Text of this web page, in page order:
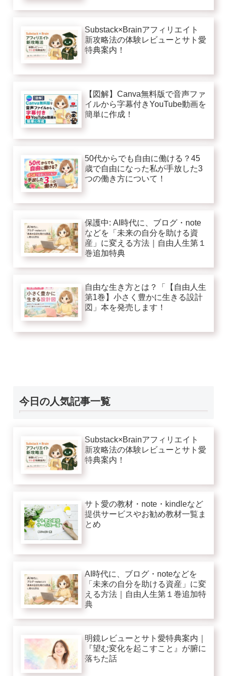
Substack×Brainアフィリエイト
新攻略法の体験レビューとサト愛
特典案内！
【図解】Canva無料版で音声ファ
イルから字幕付きYouTube動画を
簡単に作成！
50代からでも自由に働ける？45
歳で自由になった私が手放した3
つの働き方について！
保護中: AI時代に、ブログ・note
などを「未来の自分を助ける資
産」に変える方法｜自由人生第１
巻追加特典
自由な生き方とは？「【自由人生
第1巻】小さく豊かに生きる設計
図」本を発売します！
今日の人気記事一覧
Substack×Brainアフィリエイト
新攻略法の体験レビューとサト愛
特典案内！
サト愛の教材・note・kindleなど
提供サービスやお勧め教材一覧ま
とめ
AI時代に、ブログ・noteなどを
「未来の自分を助ける資産」に変
える方法｜自由人生第１巻追加特
典
明鏡レビューとサト愛特典案内｜
『望む変化を起こすこと』が腑に
落ちた話